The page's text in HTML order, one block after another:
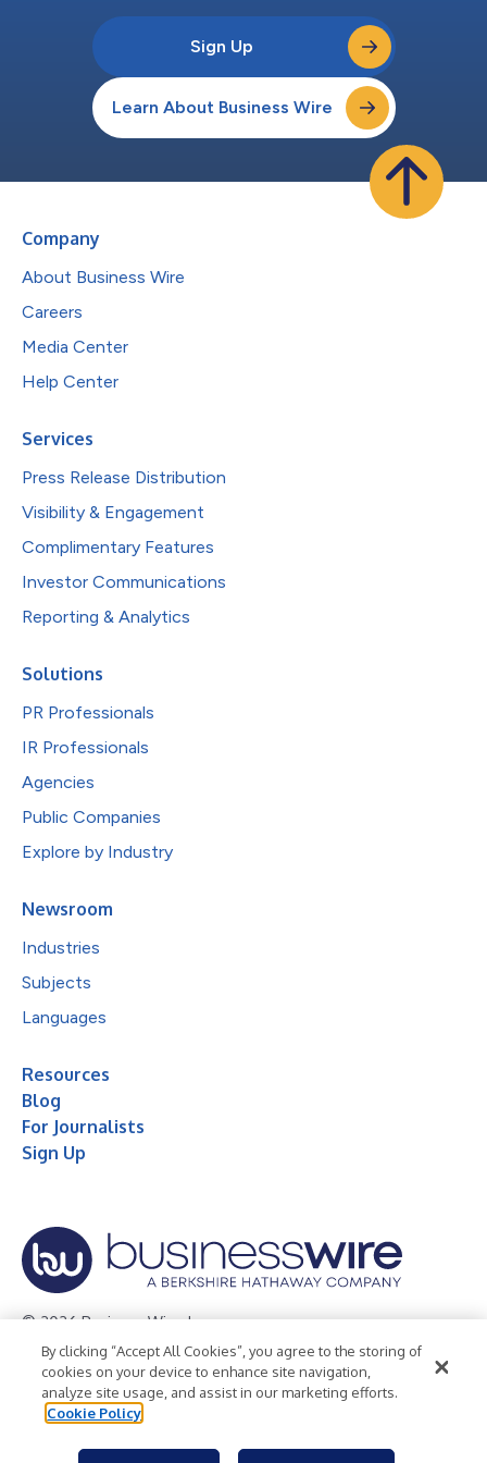
Sign Up
Learn About Business Wire
Company
About Business Wire
Careers
Media Center
Help Center
Services
Press Release Distribution
Visibility & Engagement
Complimentary Features
Investor Communications
Reporting & Analytics
Solutions
PR Professionals
IR Professionals
Agencies
Public Companies
Explore by Industry
Newsroom
Industries
Subjects
Languages
Resources
Blog
For Journalists
Sign Up
© 2026 Business Wire, Inc.
Privacy Policy Cookie Policy
Accessibility Statement
Terms of Use
Legal
By clicking “Accept All Cookies”, you agree to the storing of
cookies on your device to enhance site navigation,
analyze site usage, and assist in our marketing efforts.
Cookie Policy